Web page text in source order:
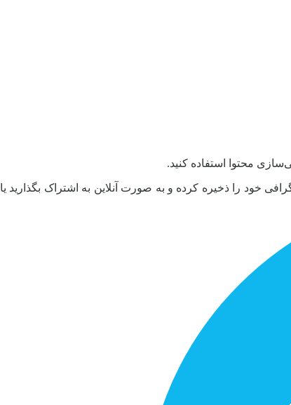
محتوا استفاده کنید.
خود را ذخیره کرده و به صورت آنلاین به اشتراک بگذارید یا